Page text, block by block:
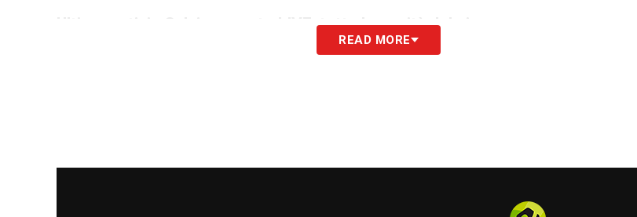
Ultime notizie Calciomercato LIVE: tutte le novità del giorno
READ MORE